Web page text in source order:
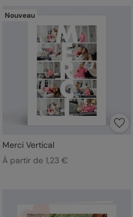
Nouveau
Merci Vertical
À partir de 1,23 €